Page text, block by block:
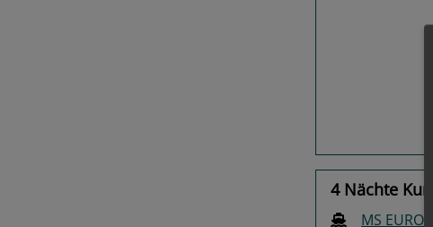
4 Nächte
MS